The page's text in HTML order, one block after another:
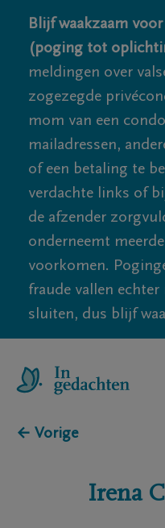
Blijf waakzaam
(poging tot
meldingen over
zogezegde
mom van een
mailadressen,
of een betaling te
verdachte links of
de afzender
onderneemt
voorkomen.
fraude vallen
sluiten, dus blijf
← Vorige
Irena